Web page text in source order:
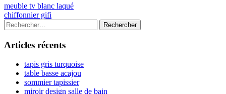
Navigation
de
l’article
Previous
article:
meuble tv blanc laqué
Next
article:
chiffonnier gifi
Colonne
latérale
principale
Rechercher :
Articles récents
tapis gris turquoise
table basse acajou
sommier tapissier
miroir design salle de bain